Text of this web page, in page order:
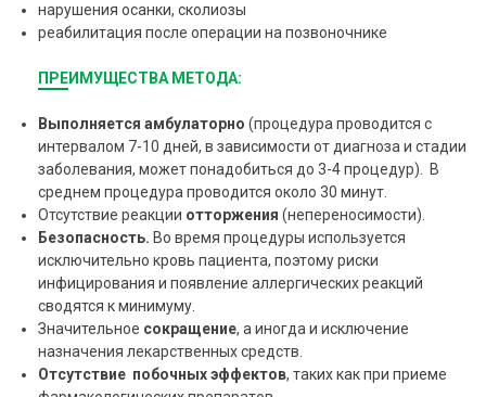
нарушения осанки, сколиозы
реабилитация после операции на позвоночнике
ПРЕИМУЩЕСТВА МЕТОДА:
Выполняется амбулаторно (процедура проводится с
интервалом 7-10 дней, в зависимости от диагноза и стадии
заболевания, может понадобиться до 3-4 процедур). В
среднем процедура проводится около 30 минут.
Отсутствие реакции отторжения (непереносимости).
Безопасность. Во время процедуры используется
исключительно кровь пациента, поэтому риски
инфицирования и появление аллергических реакций
сводятся к минимуму.
Значительное сокращение, а иногда и исключение
назначения лекарственных средств.
Отсутствие побочных эффектов, таких как при приеме